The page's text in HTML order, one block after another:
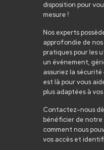
disposition pour
mesure !
Nos experts
approfondie de
pratiques pour les
un événement,
assuriez la
est là pour vous
plus adaptées à vos
Contactez-nous
bénéficier de
comment nous
vos accès et